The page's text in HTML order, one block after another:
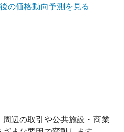
の価格動向予測を見る
辺の取引や公共施設・商業